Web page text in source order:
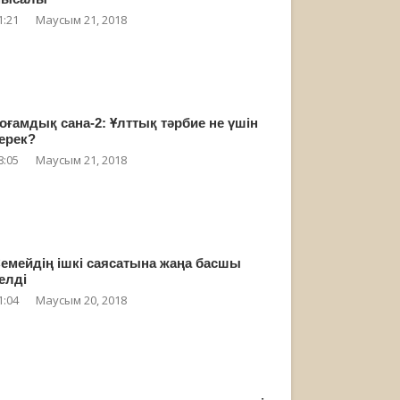
Маусым 21, 2018
сана-2: Ұлттық тәрбие не үшін
Маусым 21, 2018
ішкі саясатына жаңа басшы
Маусым 20, 2018